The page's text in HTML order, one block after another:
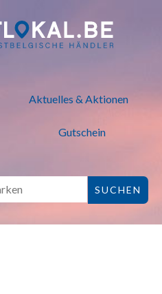
- Bei lokalen
Aktuelles & Aktionen
Gutschein